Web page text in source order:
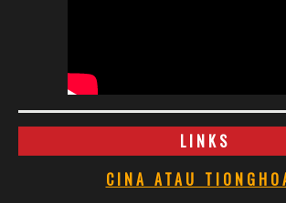
LINKS
CINA ATAU